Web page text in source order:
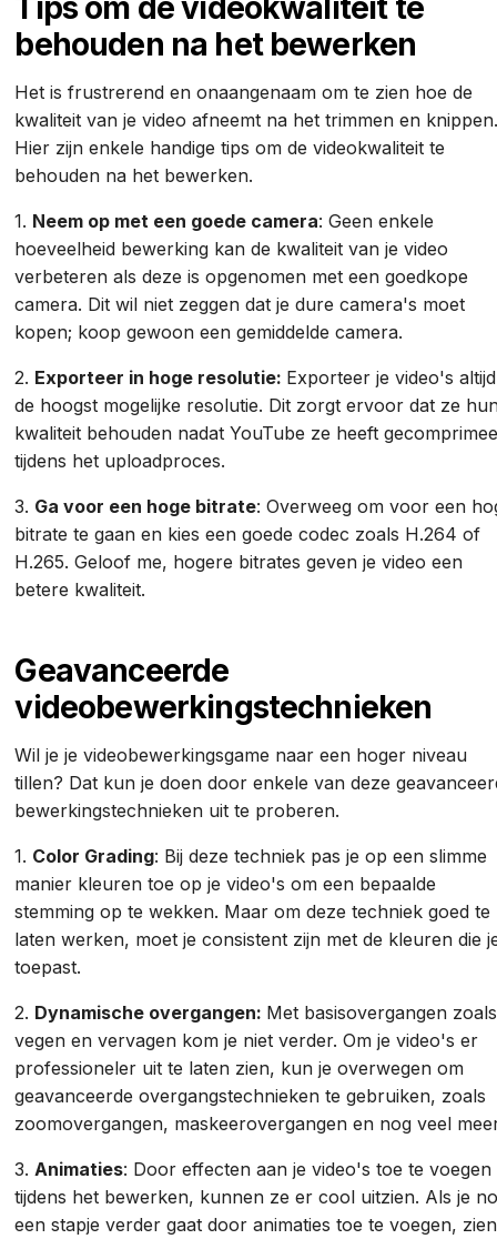
behouden na het bewerken
Het is frustrerend en onaangenaam om te zien hoe de
kwaliteit van je video afneemt na het trimmen en
Hier zijn enkele handige tips om de videokwaliteit te
behouden na het bewerken.
1. Neem op met een goede camera: Geen enkele
hoeveelheid bewerking kan de kwaliteit van je video
verbeteren als deze is opgenomen met een goedkope
camera. Dit wil niet zeggen dat je dure camera's moet
kopen; koop gewoon een gemiddelde camera.
2. Exporteer in hoge resolutie: Exporteer je video's
de hoogst mogelijke resolutie. Dit zorgt ervoor dat ze
kwaliteit behouden nadat YouTube ze heeft
tijdens het uploadproces.
3. Ga voor een hoge bitrate: Overweeg om voor een
bitrate te gaan en kies een goede codec zoals H.264 of
H.265. Geloof me, hogere bitrates geven je video een
betere kwaliteit.
Geavanceerde
videobewerkingstechnieken
Wil je je videobewerkingsgame naar een hoger niveau
tillen? Dat kun je doen door enkele van deze
bewerkingstechnieken uit te proberen.
1. Color Grading: Bij deze techniek pas je op een slimme
manier kleuren toe op je video's om een bepaalde
stemming op te wekken. Maar om deze techniek goed te
laten werken, moet je consistent zijn met de kleuren die
toepast.
2. Dynamische overgangen: Met basisovergangen zoals
vegen en vervagen kom je niet verder. Om je video's er
professioneler uit te laten zien, kun je overwegen om
geavanceerde overgangstechnieken te gebruiken, zoals
zoomovergangen, maskeerovergangen en nog veel
3. Animaties: Door effecten aan je video's toe te voegen
tijdens het bewerken, kunnen ze er cool uitzien. Als je
een stapje verder gaat door animaties toe te voegen,